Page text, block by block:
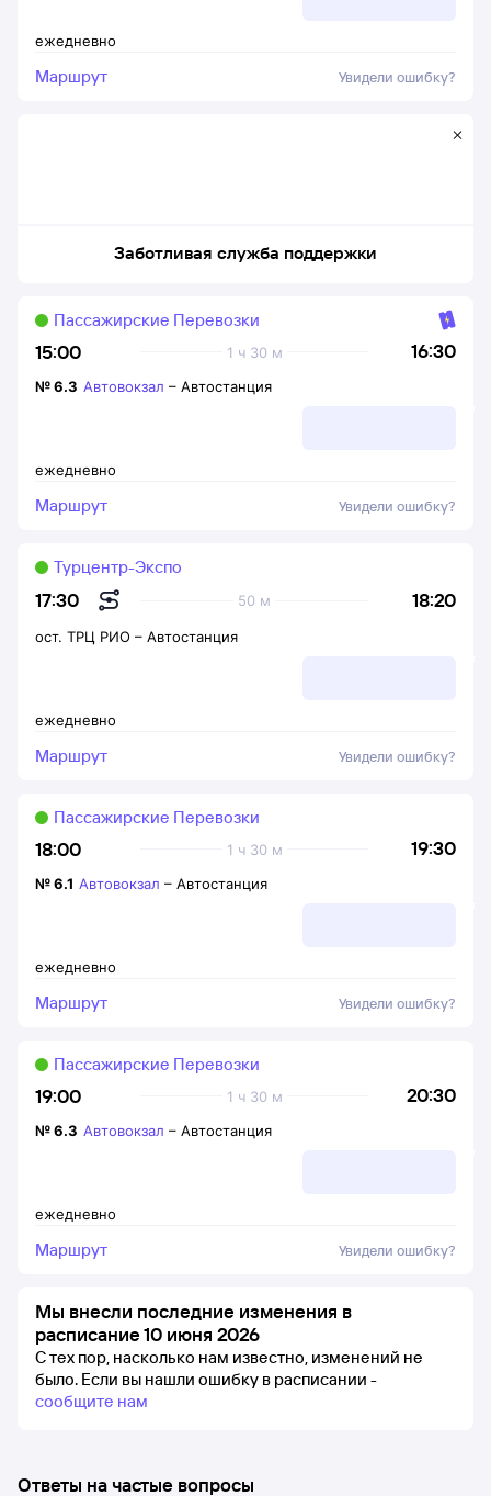
ежедневно
Маршрут Увидели ошибку?
Заботливая служба поддержки
15:00 16:30
1 ч 30 м
Пассажирские Перевозки
ежедневно
№6.3 Автовокзал – Автостанция
Маршрут Увидели ошибку?
17:30 18:20
50 м
Турцентр-Экспо
ежедневно
ост. ТРЦ РИО – Автостанция
Маршрут Увидели ошибку?
18:00 19:30
1 ч 30 м
Пассажирские Перевозки
ежедневно
№6.1 Автовокзал – Автостанция
Маршрут Увидели ошибку?
19:00 20:30
1 ч 30 м
Пассажирские Перевозки
ежедневно
№6.3 Автовокзал – Автостанция
Маршрут Увидели ошибку?
Мы внесли последние изменения в
расписание 10 июня 2026
С тех пор, насколько нам известно, изменений не
было. Если вы нашли ошибку в расписании -
сообщите нам
Ответы на частые вопросы